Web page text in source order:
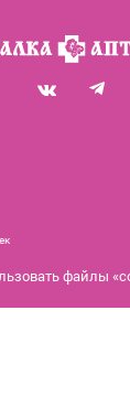
файлы